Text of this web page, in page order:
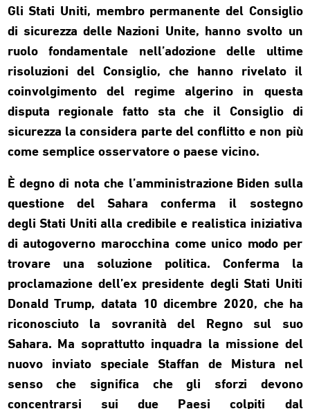
Gli Stati Uniti, membro permanente del Consiglio
di sicurezza delle Nazioni Unite, hanno svolto un
ruolo fondamentale nell’adozione delle ultime
risoluzioni del Consiglio, che hanno rivelato il
coinvolgimento del regime algerino in questa
disputa regionale fatto sta che il Consiglio di
sicurezza la considera parte del conflitto e non più
come semplice osservatore o paese vicino.
È degno di nota che l’amministrazione Biden sulla
questione del Sahara conferma il sostegno
degli Stati Uniti alla credibile e realistica iniziativa
di autogoverno marocchina come unico modo per
trovare una soluzione politica. Conferma la
proclamazione dell’ex presidente degli Stati Uniti
Donald Trump, datata 10 dicembre 2020, che ha
riconosciuto la sovranità del Regno sul suo
Sahara. Ma soprattutto inquadra la missione del
nuovo inviato speciale Staffan de Mistura nel
senso che significa che gli sforzi devono